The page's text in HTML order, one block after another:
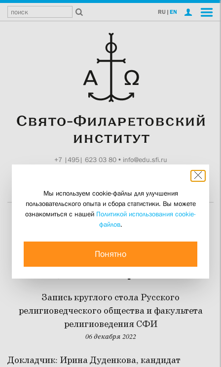
RU | EN
+7 |495| 623 03 80• info@edu.sfi.ru
Кукла и карлик: подходы
к преподаванию
социологии религии
Запись круглого стола Русского
религиоведческого общества и факультета
религиоведения СФИ
06 декабря 2022
Докладчик: Ирина Дуденкова, кандидат
Мы используем cookie-файлы для улучшения
пользовательского опыта и сбора статистики. Вы можете
ознакомиться с нашей Политикой использования cookie-
файлов.
Понятно